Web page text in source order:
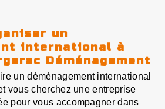
un
international à
Déménagement
un déménagement international
vous cherchez une entreprise
pour vous accompagner dans